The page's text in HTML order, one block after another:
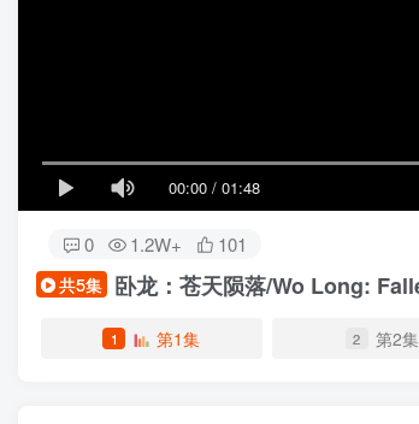
00:00 / 01:48
0 1.2W+
101
共5集 卧龙：苍天陨落/Wo Long:
1 第1集 2 第2集